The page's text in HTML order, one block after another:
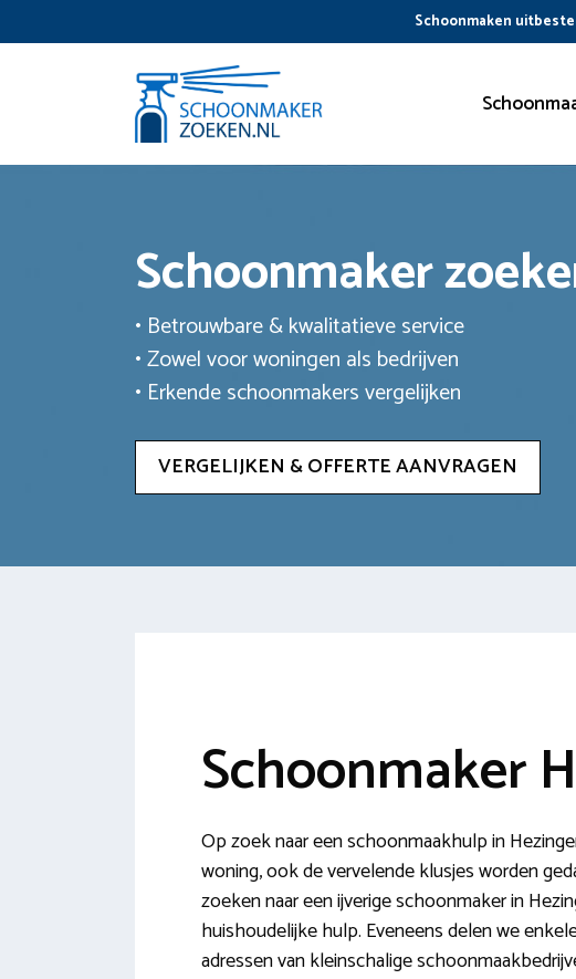
naar
Schoonmaken
Schoonmaker
• Betrouwbare & kwalitatieve service
• Zowel voor woningen als bedrijven
• Erkende schoonmakers vergelijken
VERGELIJKEN & OFFERTE AANVRAGEN
Schoonmaker
Op zoek naar een schoonmaakhulp in
woning, ook de vervelende klusjes worden
zoeken naar een ijverige schoonmaker in
huishoudelijke hulp. Eveneens delen we
adressen van kleinschalige